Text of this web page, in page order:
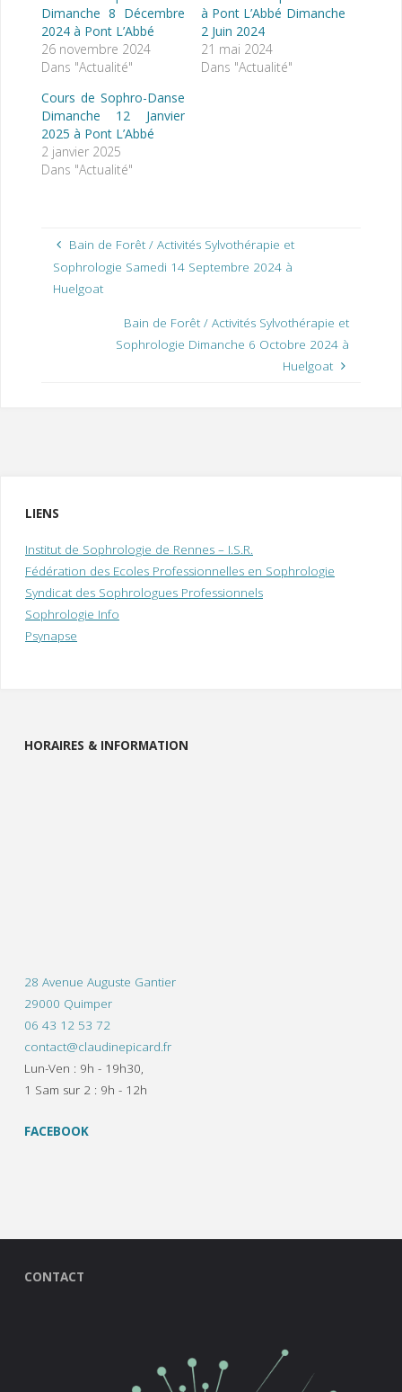
Dimanche 8 Décembre
2024 à Pont L’Abbé
26 novembre 2024
Dans "Actualité"
à Pont L’Abbé Dimanche
2 Juin 2024
21 mai 2024
Dans "Actualité"
Cours de Sophro-Danse
Dimanche 12 Janvier
2025 à Pont L’Abbé
2 janvier 2025
Dans "Actualité"
Bain de Forêt / Activités Sylvothérapie et
Sophrologie Samedi 14 Septembre 2024 à
Huelgoat
Bain de Forêt / Activités Sylvothérapie et
Sophrologie Dimanche 6 Octobre 2024 à
Huelgoat
LIENS
Institut de Sophrologie de Rennes – I.S.R.
Fédération des Ecoles Professionnelles en Sophrologie
Syndicat des Sophrologues Professionnels
Sophrologie Info
Psynapse
HORAIRES & INFORMATION
28 Avenue Auguste Gantier
29000 Quimper
06 43 12 53 72
contact@claudinepicard.fr
Lun-Ven : 9h - 19h30,
1 Sam sur 2 : 9h - 12h
FACEBOOK
CONTACT